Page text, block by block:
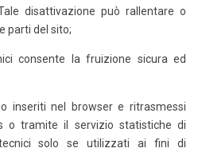
disattivazione può rallentare o
parti del sito;
consente la fruizione sicura ed
inseriti nel browser e ritrasmessi
o tramite il servizio statistiche di
solo se utilizzati ai fini di